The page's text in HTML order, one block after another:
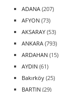
ADANA(207)
AFYON(73)
AKSARAY(53)
ANKARA(793)
ARDAHAN(15)
AYDIN(61)
Bakırköy(25)
BARTIN(29)